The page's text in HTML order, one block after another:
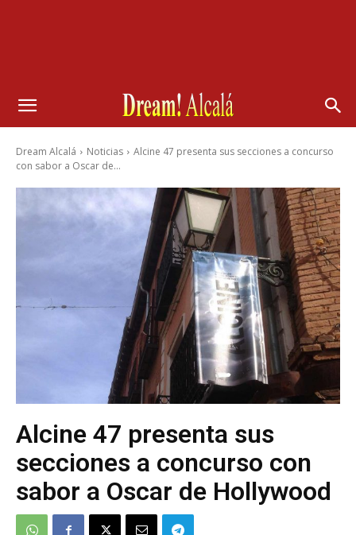
Dream Alcalá Noticias
Alcine 47 presenta sus secciones a concurso
con sabor a Oscar de...
Alcine 47 presenta sus
secciones a concurso con
sabor a Oscar de Hollywood